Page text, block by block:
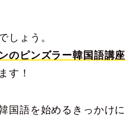
しょう。
のピンズラー韓国語講座
す！
国語を始めるきっかけに